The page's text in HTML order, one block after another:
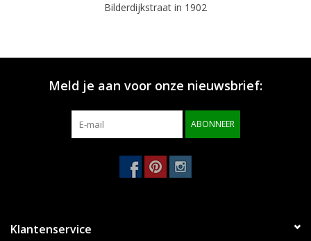
Bilderdijkstraat in 1902
Meld je aan voor onze nieuwsbrief:
ABONNEER
Klantenservice